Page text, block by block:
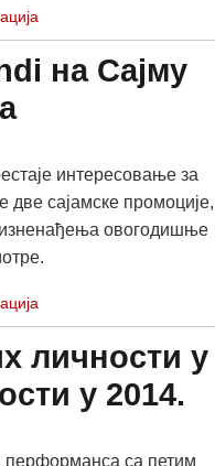
на Сајму
интересовање за
сајамске промоције,
изненађења овогодишње
личности у
у 2014.
са петим